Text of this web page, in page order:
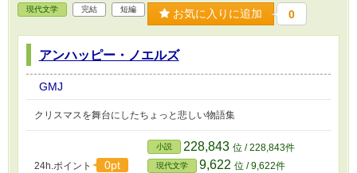
現代文学 完結 短編 お気に入りに追加 0
アンハッピー・ノエルズ
GMJ
クリスマスを舞台にしたちょっと悲しい物語集
24h.ポイント 0pt
小説 228,843 位 / 228,843件
現代文学 9,622 位 / 9,622件